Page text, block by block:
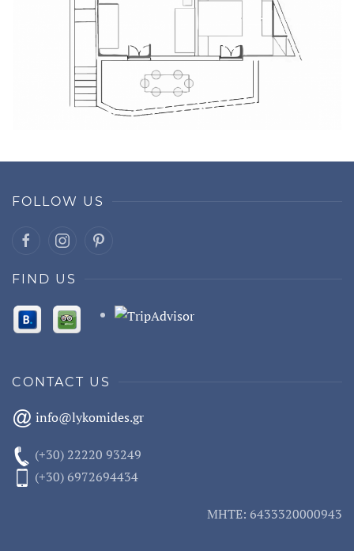
FOLLOW US
FIND US
CONTACT US
info@lykomides.gr
(+30) 22220 93249
(+30) 6972694434
MHTE: 6433320000943